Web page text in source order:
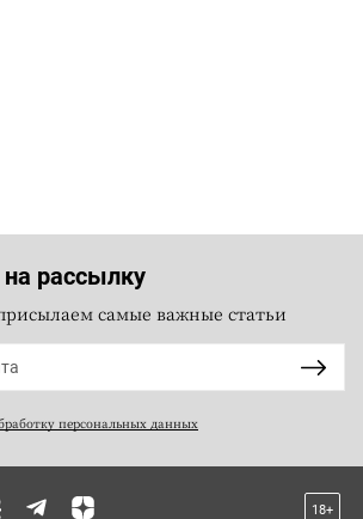
рассылку
самые важные статьи
персональных данных
18+